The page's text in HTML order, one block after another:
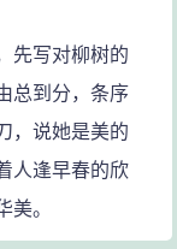
写对柳树的
总到分，条序
，说她是美的
人逢早春的欣
美。